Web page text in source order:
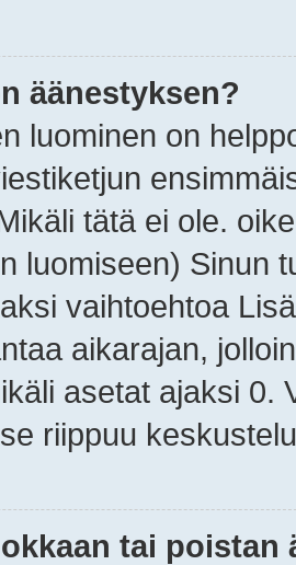
äänestyksen?
luominen on
tätä ei ole.
luomiseen) Sinun
vaihtoehtoa
aikarajan,
asetat ajaksi 0.
riippuu
tai poistan